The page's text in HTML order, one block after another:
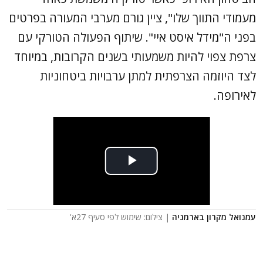
מעמודי התווך שלו", ציין גורם מערבי המעורה בפרטים
בפני ה"מידל איסט איי". שיתוף הפעולה הטורקי עם
צרפת צפוי להיות משמעותי בשנים הקרובות, במיוחד
לצד היוזמה הצרפתית למתן ערבויות ביטחוניות
לאירופה.
עמנואל מקרון בארמניה | צילום: שימוש לפי סעיף 27א'